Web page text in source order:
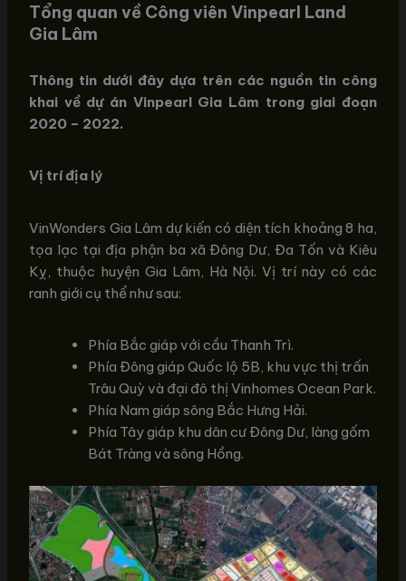
Tổng quan về Công viên Vinpearl Land
Gia Lâm
Thông tin dưới đây dựa trên các nguồn tin công
khai về dự án Vinpearl Gia Lâm trong giai đoạn
2020 – 2022.
Vị trí địa lý
VinWonders Gia Lâm dự kiến có diện tích khoảng 8 ha,
tọa lạc tại địa phận ba xã Đông Dư, Đa Tốn và Kiêu
Kỵ, thuộc huyện Gia Lâm, Hà Nội. Vị trí này có các
ranh giới cụ thể như sau:
Phía Bắc giáp với cầu Thanh Trì.
Phía Đông giáp Quốc lộ 5B, khu vực thị trấn
Trâu Quỳ và đại đô thị Vinhomes Ocean Park.
Phía Nam giáp sông Bắc Hưng Hải.
Phía Tây giáp khu dân cư Đông Dư, làng gốm
Bát Tràng và sông Hồng.